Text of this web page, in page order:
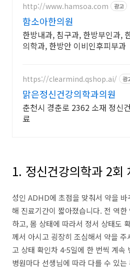
http://www.hamsoa.com 광고
함소아한의원
한방내과, 침구과, 한방부인과,
의학과, 한방안 이비인후피부과
https://clearmind.qshop.ai/ 광
맑은정신건강의학과의원
춘천시 경춘로 2362 소재 정신
료
1. 정신건강의학과 2회
성인 ADHD에 초점을 맞춰서 약을
해 진료기간이 짧아졌습니다. 전 역
하고, 몸 상태에 따라서 정서 상태도
께서 아시고 굉장히 조심해서 약을
고 상태 확인차 4-5일에 한 번씩 계속
병원마다 선생님에 따라 다를 수 있